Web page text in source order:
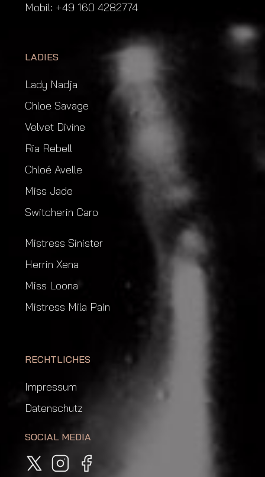
Mobil: +49 160 4282774
LADIES
Lady Nadja
Chloe Savage
Velvet Divine
Ria Rebell
Chloé Avelle
Miss Jade
Switcherin Caro
Mistress Sinister
Herrin Xena
Miss Loona
Mistress Mila Pain
RECHTLICHES
Impressum
Datenschutz
SOCIAL MEDIA